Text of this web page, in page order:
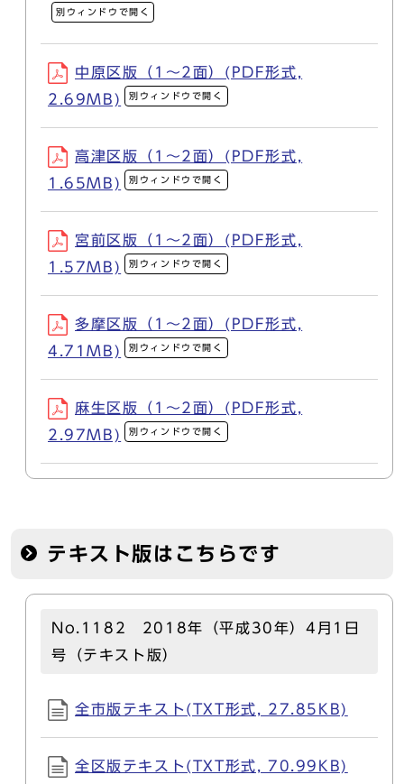
別ウィンドウで開く
中原区版（1～2面）(PDF形式,
2.69MB)
別ウィンドウで開く
高津区版（1～2面）(PDF形式,
1.65MB)
別ウィンドウで開く
宮前区版（1～2面）(PDF形式,
1.57MB)
別ウィンドウで開く
多摩区版（1～2面）(PDF形式,
4.71MB)
別ウィンドウで開く
麻生区版（1～2面）(PDF形式,
2.97MB)
別ウィンドウで開く
テキスト版はこちらです
No.1182 2018年（平成30年）4月1日
号（テキスト版）
全市版テキスト(TXT形式, 27.85KB)
全区版テキスト(TXT形式, 70.99KB)